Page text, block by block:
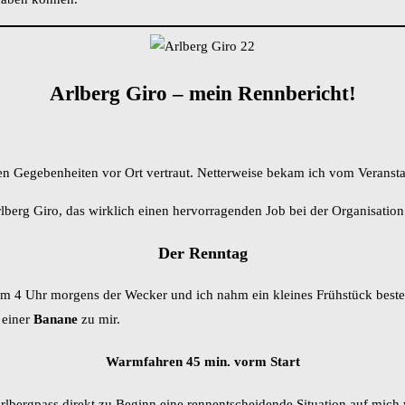
Arlberg Giro – mein Rennbericht!
vor Ort vertraut. Netterweise bekam ich vom
Giro, das wirklich einen hervorragenden Job bei der
Der Renntag
4 Uhr morgens der Wecker und ich nahm ein kleines Frühstück
Banane zu mir.
Warmfahren 45 min. vorm Start